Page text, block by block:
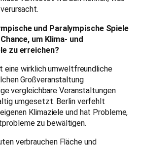
und Paralympische Spiele
um Klima- und
zu erreichen?
eine wirklich umweltfreundliche
Großveranstaltung
vergleichbare Veranstaltungen
umgesetzt. Berlin verfehlt
Klimaziele und hat Probleme,
zu bewältigen.
verbrauchen Fläche und